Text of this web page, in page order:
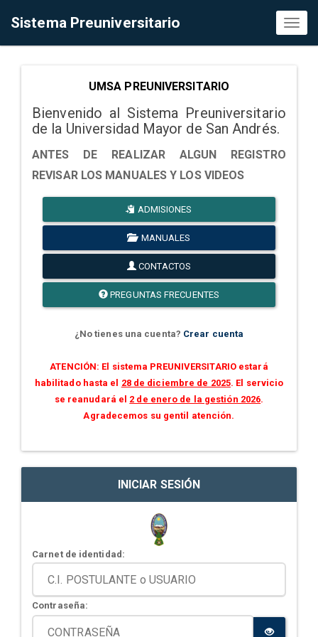
Sistema Preuniversitario
UMSA PREUNIVERSITARIO
Bienvenido al Sistema Preuniversitario
de la Universidad Mayor de San Andrés.
ANTES DE REALIZAR ALGUN REGISTRO
REVISAR LOS MANUALES Y LOS VIDEOS
ADMISIONES
MANUALES
CONTACTOS
PREGUNTAS FRECUENTES
¿No tienes una cuenta? Crear cuenta
ATENCIÓN: El sistema PREUNIVERSITARIO estará
habilitado hasta el 28 de diciembre de 2025. El servicio
se reanudará el 2 de enero de la gestión 2026.
Agradecemos su gentil atención.
INICIAR SESIÓN
Carnet de identidad:
Contraseña: